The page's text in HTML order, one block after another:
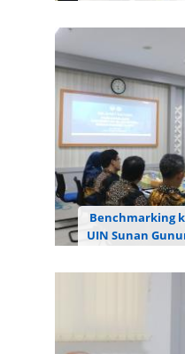
Sekolah
Yogyakarta (UNY)
Nurul Huda
bertajuk
Pendidikan Jarak Jauh
Benchmarking
UIN Sunan
Sekolah
Yogyakarta
benchmarking dari
Negeri (UIN)
Jumat, 31 Juli 2026, di...